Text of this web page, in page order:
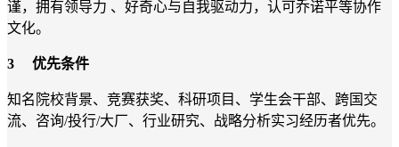
谨，拥有领导力 、好奇心与自我驱动力，认可乔诺平等协作
文化。
3 优先条件
知名院校背景、竞赛获奖、科研项目、学生会干部、跨国交
流、咨询/投行/大厂、行业研究、战略分析实习经历者优先。